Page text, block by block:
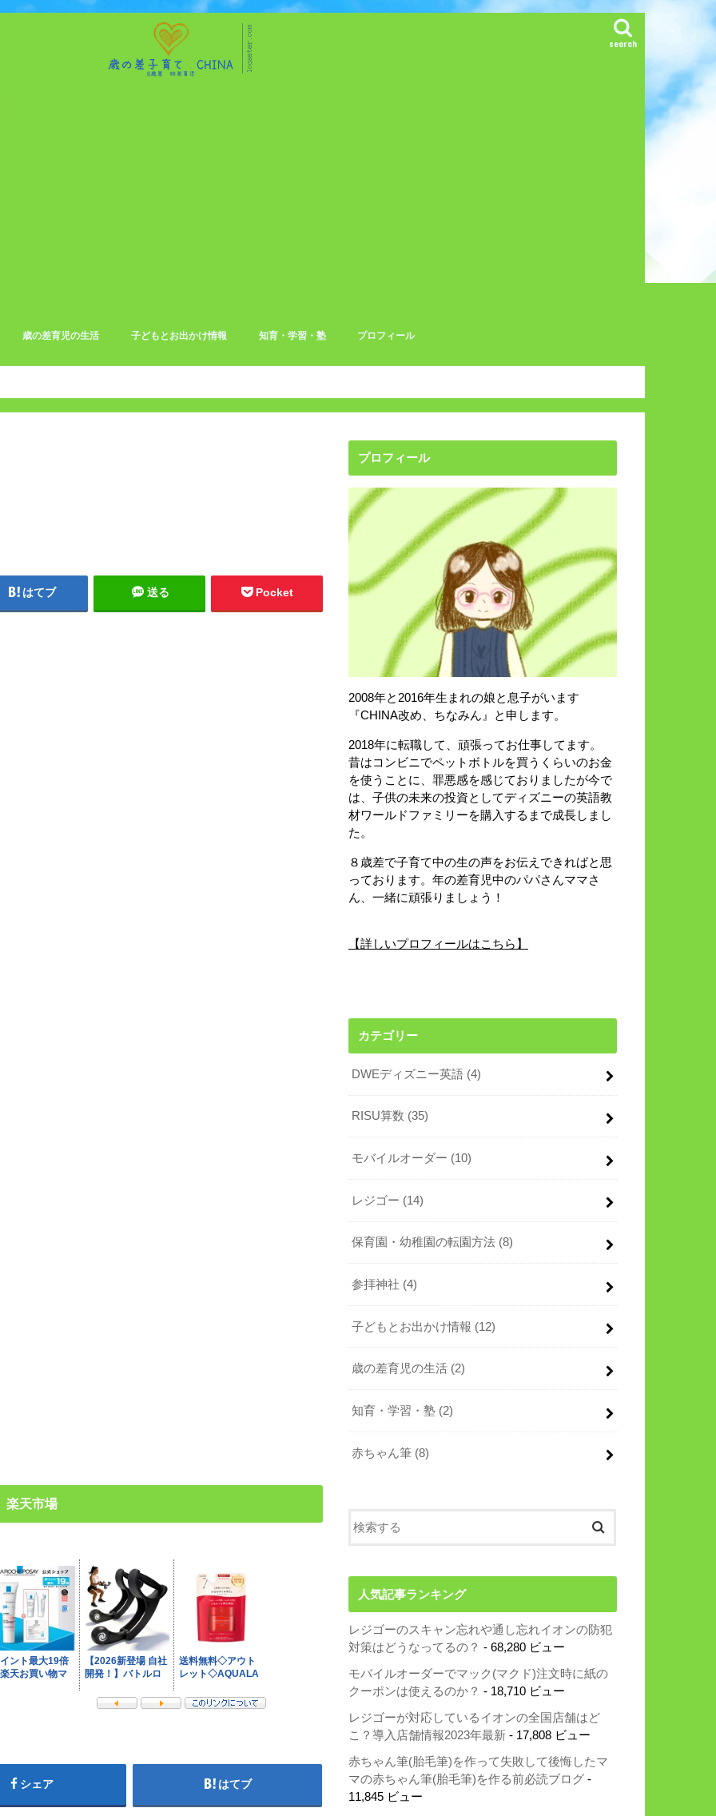
search
歳の差育児の生活
保育園・幼稚園の転園方法
子どもとお出かけ情報 知育・学習・塾 プロフィール
はてブ 送る Pocket
楽天市場
シェア はてブ
プロフィール
2008年と2016年生まれの娘と息子がいます
『CHINA改め、ちなみん』と申します。
2018年に転職して、頑張ってお仕事してます。
昔はコンビニでペットボトルを買うくらいのお金
を使うことに、罪悪感を感じておりましたが今で
は、子供の未来の投資としてディズニーの英語教
材ワールドファミリーを購入するまで成長しまし
た。
８歳差で子育て中の生の声をお伝えできればと思
っております。年の差育児中のパパさんママさ
ん、一緒に頑張りましょう！
【詳しいプロフィールはこちら】
カテゴリー
DWEディズニー英語 (4)
RISU算数 (35)
モバイルオーダー (10)
レジゴー (14)
保育園・幼稚園の転園方法 (8)
参拝神社 (4)
子どもとお出かけ情報 (12)
歳の差育児の生活 (2)
知育・学習・塾 (2)
赤ちゃん筆 (8)
人気記事ランキング
レジゴーのスキャン忘れや通し忘れイオンの防犯
対策はどうなってるの？ - 68,280 ビュー
モバイルオーダーでマック(マクド)注文時に紙の
クーポンは使えるのか？ - 18,710 ビュー
レジゴーが対応しているイオンの全国店舗はど
こ？導入店舗情報2023年最新 - 17,808 ビュー
赤ちゃん筆(胎毛筆)を作って失敗して後悔したマ
マの赤ちゃん筆(胎毛筆)を作る前必読ブログ -
11,845 ビュー